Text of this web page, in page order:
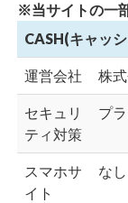
※当サイトの一
CASH(キャッ
運営会社 株
セキュリ
ティ対策
プ
スマホサ
イト
なし